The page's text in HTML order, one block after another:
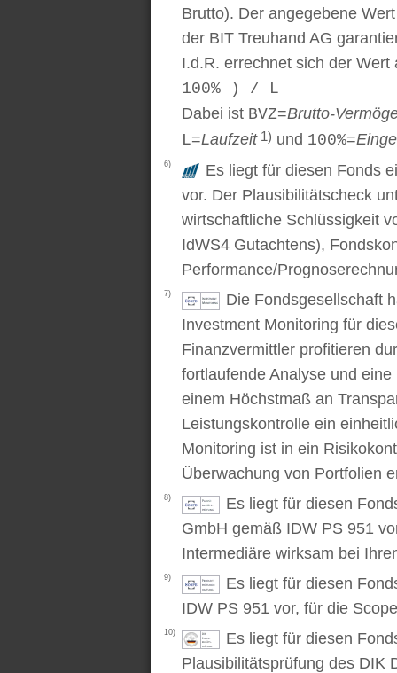
Brutto). Der angegebene
der BIT Treuhand AG
I.d.R. errechnet sich der
100% ) / L
Dabei ist BVZ=Brutto-
L=Laufzeit1) und 100%=
6)
Es liegt für diesen Fonds
vor. Der Plausibilitätscheck
wirtschaftliche Schlüssigkeit
IdWS4 Gutachtens),
Performance/
7)
Die Fondsgesellschaft
Investment Monitoring für
Finanzvermittler profitieren
fortlaufende Analyse und
einem Höchstmaß an
Leistungskontrolle ein
Monitoring ist in ein
Überwachung von Portfolien
8)
Es liegt für diesen
GmbH gemäß IDW PS 951
Intermediäre wirksam bei
9)
Es liegt für diesen
IDW PS 951 vor, für die
10)
Es liegt für diesen
Plausibilitätsprüfung des DIK